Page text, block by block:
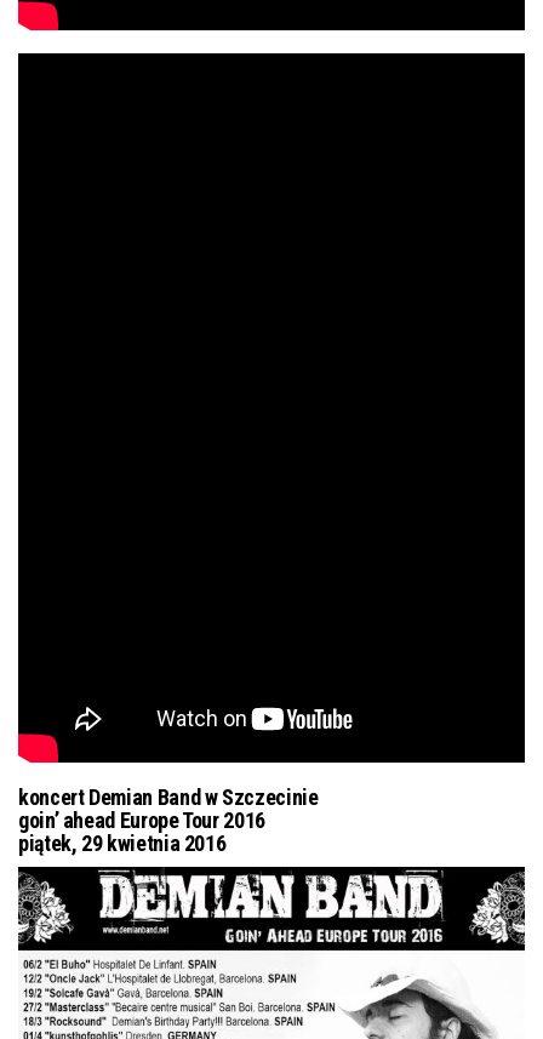
koncert Demian Band w Szczecinie
goin’ ahead Europe Tour 2016
piątek, 29 kwietnia 2016